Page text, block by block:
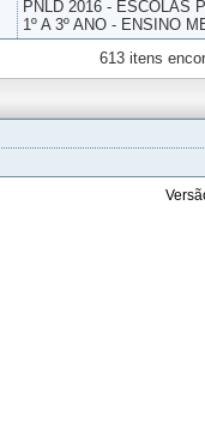
PNLD 2016 - ESCOLAS
1º A 3º ANO - ENSINO
613 itens